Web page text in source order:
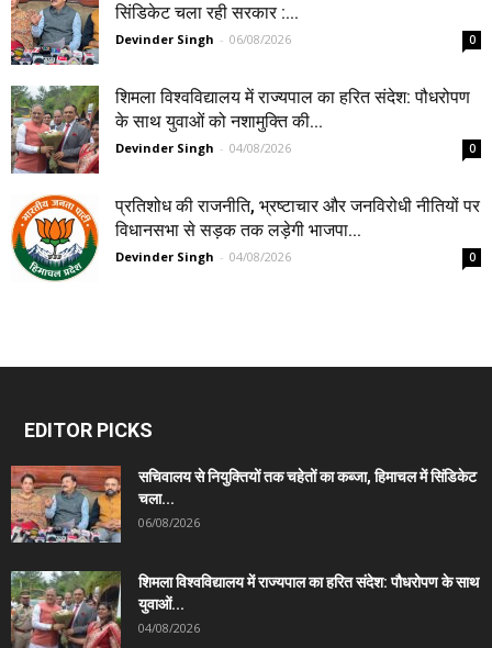
सिंडिकेट चला रही सरकार :...
Devinder Singh - 06/08/2026 0
शिमला विश्वविद्यालय में राज्यपाल का हरित संदेश: पौधरोपण
के साथ युवाओं को नशामुक्ति की...
Devinder Singh - 04/08/2026 0
प्रतिशोध की राजनीति, भ्रष्टाचार और जनविरोधी नीतियों पर
विधानसभा से सड़क तक लड़ेगी भाजपा...
Devinder Singh - 04/08/2026 0
EDITOR PICKS
सचिवालय से नियुक्तियों तक चहेतों का कब्जा, हिमाचल में सिंडिकेट
चला...
06/08/2026
शिमला विश्वविद्यालय में राज्यपाल का हरित संदेश: पौधरोपण के साथ
युवाओं...
04/08/2026